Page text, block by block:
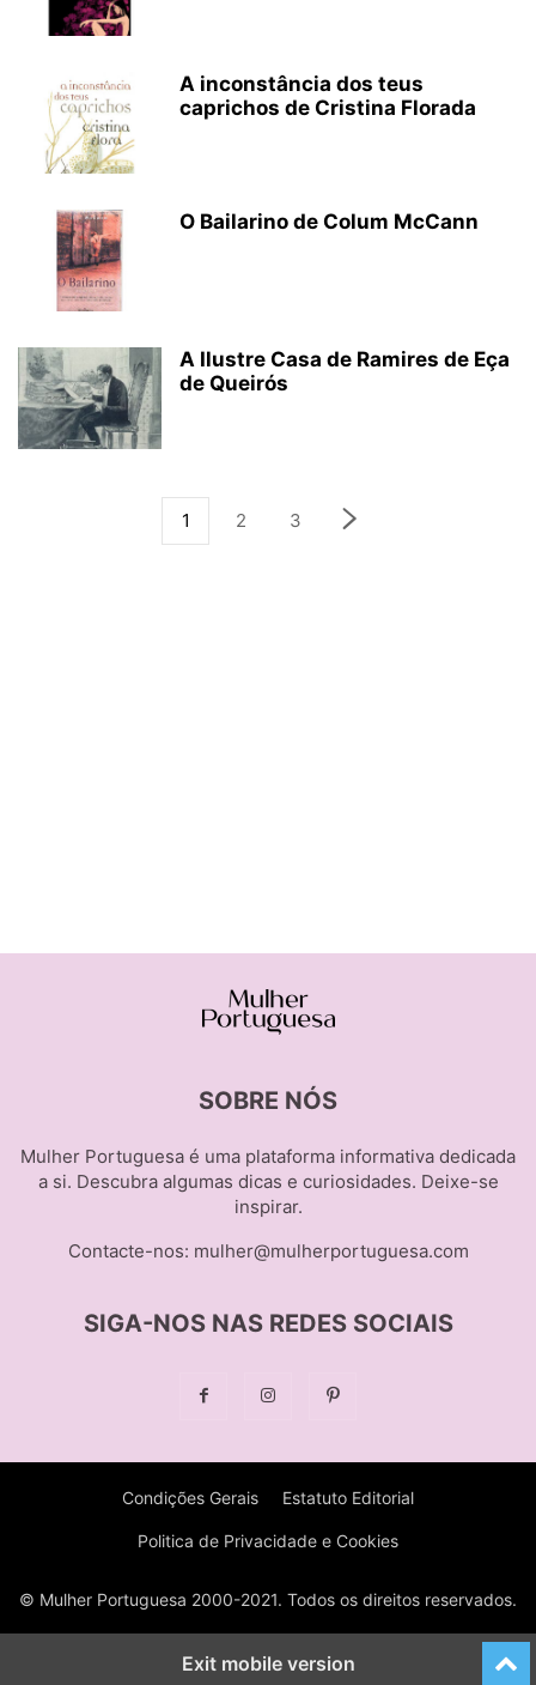
A inconstância dos teus
caprichos de Cristina Florada
O Bailarino de Colum McCann
A Ilustre Casa de Ramires de Eça
de Queirós
1 2 3
SOBRE NÓS
Mulher Portuguesa é uma plataforma informativa dedicada
a si. Descubra algumas dicas e curiosidades. Deixe-se
inspirar.
Contacte-nos: mulher@mulherportuguesa.com
SIGA-NOS NAS REDES SOCIAIS
Condições Gerais Estatuto Editorial
Politica de Privacidade e Cookies
© Mulher Portuguesa 2000-2021. Todos os direitos reservados.
Exit mobile version